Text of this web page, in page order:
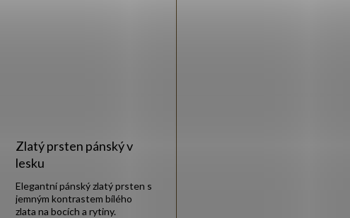
Zlatý prsten pánský v
lesku
Elegantní pánský zlatý prsten s
jemným kontrastem bílého
zlata na bocích a rytiny.